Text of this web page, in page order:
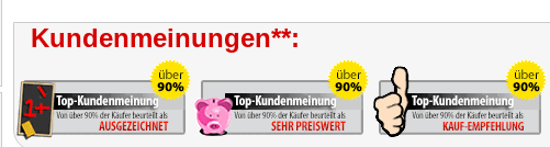
Kundenmeinungen**: